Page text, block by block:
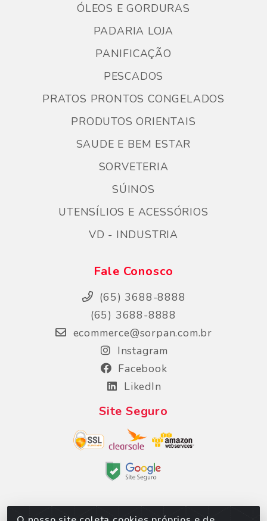
ÓLEOS E GORDURAS
PADARIA LOJA
PANIFICAÇÃO
PESCADOS
PRATOS PRONTOS CONGELADOS
PRODUTOS ORIENTAIS
SAUDE E BEM ESTAR
SORVETERIA
SÚINOS
UTENSÍLIOS E ACESSÓRIOS
VD - INDUSTRIA
Fale Conosco
(65) 3688-8888
(65) 3688-8888
ecommerce@sorpan.com.br
Instagram
Facebook
LikedIn
Site Seguro